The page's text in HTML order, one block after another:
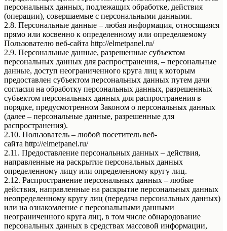
персональных данных, подлежащих обработке, действия
(операции), совершаемые с персональными данными.
2.8. Персональные данные – любая информация, относящаяся
прямо или косвенно к определенному или определяемому
Пользователю веб-сайта http://elmetpanel.ru/
2.9. Персональные данные, разрешенные субъектом
персональных данных для распространения, – персональные
данные, доступ неограниченного круга лиц к которым
предоставлен субъектом персональных данных путем дачи
согласия на обработку персональных данных, разрешенных
субъектом персональных данных для распространения в
порядке, предусмотренном Законом о персональных данных
(далее – персональные данные, разрешенные для
распространения).
2.10. Пользователь – любой посетитель веб-
сайта http://elmetpanel.ru/
2.11. Предоставление персональных данных – действия,
направленные на раскрытие персональных данных
определенному лицу или определенному кругу лиц.
2.12. Распространение персональных данных – любые
действия, направленные на раскрытие персональных данных
неопределенному кругу лиц (передача персональных данных)
или на ознакомление с персональными данными
неограниченного круга лиц, в том числе обнародование
персональных данных в средствах массовой информации,